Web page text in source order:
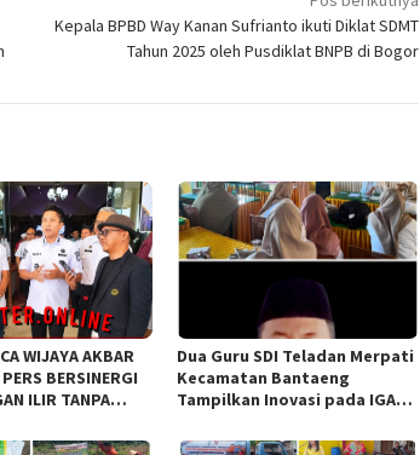
Kepala BPBD Way Kanan Sufrianto ikuti Diklat SDMT
Tahun 2025 oleh Pusdiklat BNPB di Bogor
WIJAYA AKBAR
BERSINERGI
ILIR TANPA
Dua Guru SDI Teladan Merpati
Kecamatan Bantaeng
Tampilkan Inovasi pada IGA
Sulawesi